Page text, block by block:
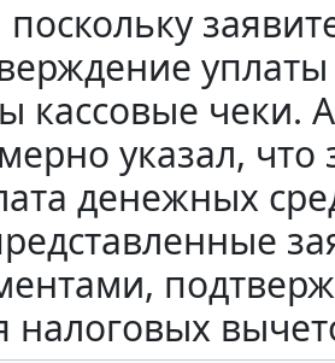
поскольку
кассовые чеки.
указал,
денежных
налоговых